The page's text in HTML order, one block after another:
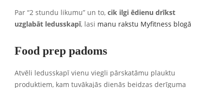
Par “2 stundu likumu” un to, cik ilgi ēdienu drīkst
uzglabāt ledusskapī, lasi manu rakstu Myfitness blogā
Food prep padoms
Atvēli ledusskapī vienu viegli pārskatāmu plauktu
produktiem, kam tuvākajās dienās beidzas derīguma